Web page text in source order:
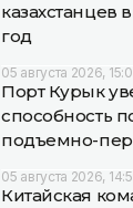
казахстанцев
год
05 августа 2026,
Порт Курык
способность
подъемно-
05 августа 2026,
Китайская